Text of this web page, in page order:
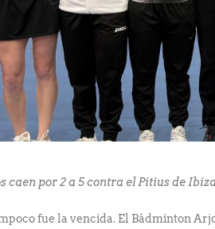
caen por 2 a 5 contra el Pitius de
fue la vencida. El Bádminton